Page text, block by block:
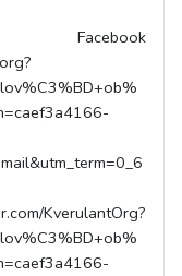
KverulantOrg?